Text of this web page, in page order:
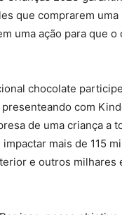
que comprarem
uma ação para que
chocolate
com
de uma criança a
mais de 115
e outros milhares